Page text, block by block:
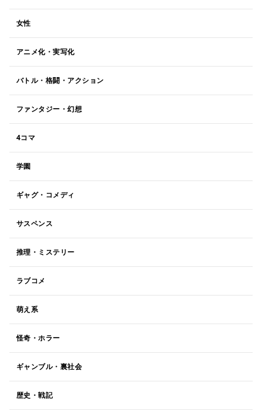
女性
アニメ化・実写化
バトル・格闘・アクション
ファンタジー・幻想
4コマ
学園
ギャグ・コメディ
サスペンス
推理・ミステリー
ラブコメ
萌え系
怪奇・ホラー
ギャンブル・裏社会
歴史・戦記